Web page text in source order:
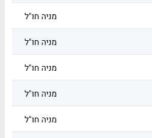
מניה חו"ל
מניה חו"ל
מניה חו"ל
מניה חו"ל
מניה חו"ל